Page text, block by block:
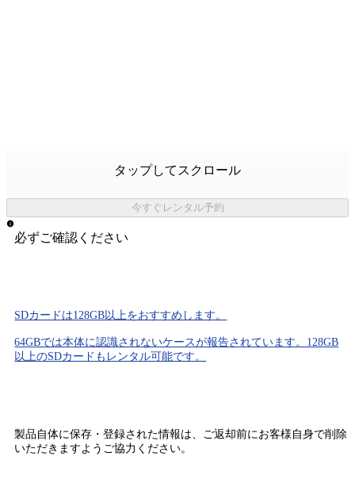
タップしてスクロール
今すぐレンタル予約
必ずご確認ください
SDカードは128GB以上をおすすめします。
64GBでは本体に認識されないケースが報告されています。128GB
以上のSDカードもレンタル可能です。
製品自体に保存・登録された情報は、 ご返却前にお客様自身で削除
いただきますようご協力ください。